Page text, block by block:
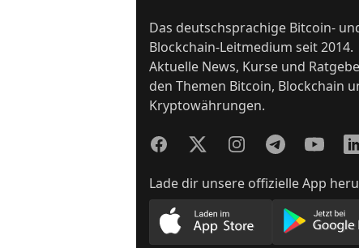
Das deutschsprachige Bitcoin-
Blockchain-Leitmedium seit 2014.
Aktuelle News, Kurse und
den Themen Bitcoin, Blockchain
Kryptowährungen.
FacebookTwitterInstagramTelegramYouTube
Lade dir unsere offizielle App
Lade unsere App im